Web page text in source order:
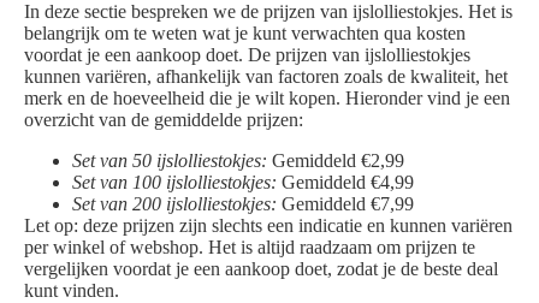
In deze sectie bespreken we de prijzen van ijslolliestokjes. Het is
belangrijk om te weten wat je kunt verwachten qua kosten
voordat je een aankoop doet. De prijzen van ijslolliestokjes
kunnen variëren, afhankelijk van factoren zoals de kwaliteit, het
merk en de hoeveelheid die je wilt kopen. Hieronder vind je een
overzicht van de gemiddelde prijzen:
Set van 50 ijslolliestokjes: Gemiddeld €2,99
Set van 100 ijslolliestokjes: Gemiddeld €4,99
Set van 200 ijslolliestokjes: Gemiddeld €7,99
Let op: deze prijzen zijn slechts een indicatie en kunnen variëren
per winkel of webshop. Het is altijd raadzaam om prijzen te
vergelijken voordat je een aankoop doet, zodat je de beste deal
kunt vinden.